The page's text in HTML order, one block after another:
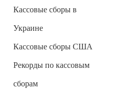
Кассовые сборы в
Украине
Кассовые сборы США
Рекорды по кассовым
сборам